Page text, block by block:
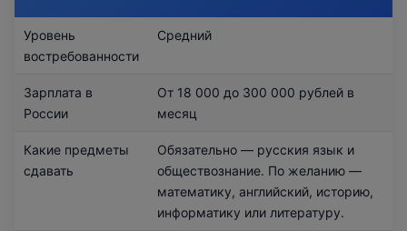
Уровень
востребованности
Средний
Зарплата в
России
От 18 000 до 300 000 рублей в
месяц
Какие предметы
сдавать
Обязательно — русския язык и
обществознание. По желанию —
математику, английский, историю,
информатику или литературу.